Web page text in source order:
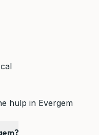
hulp in Evergem